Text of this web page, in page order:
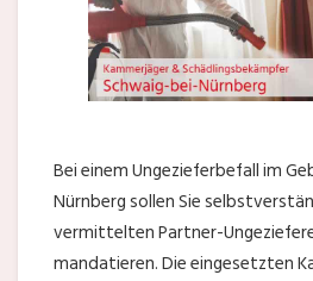
Bei einem Ungezieferbefall im
Nürnberg sollen Sie
vermittelten Partner-
mandatieren. Die eingesetzten